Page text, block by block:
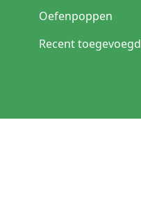
Oefenpoppen
Recent toegevoegd